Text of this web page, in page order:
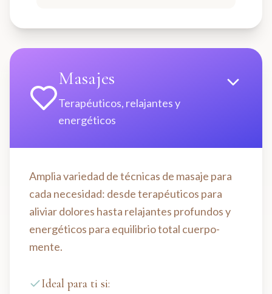
Masajes
Terapéuticos, relajantes y
energéticos
Amplia variedad de técnicas de masaje para
cada necesidad: desde terapéuticos para
aliviar dolores hasta relajantes profundos y
energéticos para equilibrio total cuerpo-
mente.
Ideal para ti si: